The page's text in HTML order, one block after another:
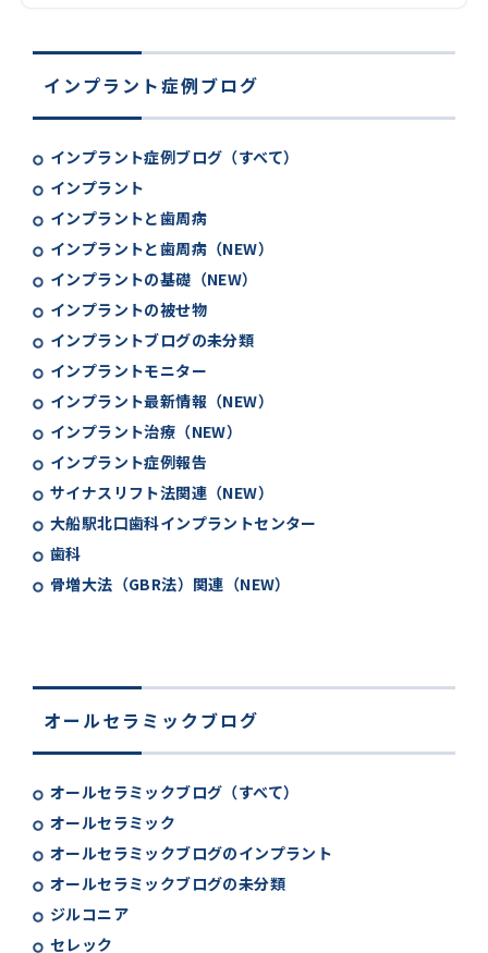
インプラント症例ブログ
インプラント症例ブログ（すべて）
インプラント
インプラントと歯周病
インプラントと歯周病（NEW）
インプラントの基礎（NEW）
インプラントの被せ物
インプラントブログの未分類
インプラントモニター
インプラント最新情報（NEW）
インプラント治療（NEW）
インプラント症例報告
サイナスリフト法関連（NEW）
大船駅北口歯科インプラントセンター
歯科
骨増大法（GBR法）関連（NEW）
オールセラミックブログ
オールセラミックブログ（すべて）
オールセラミック
オールセラミックブログのインプラント
オールセラミックブログの未分類
ジルコニア
セレック